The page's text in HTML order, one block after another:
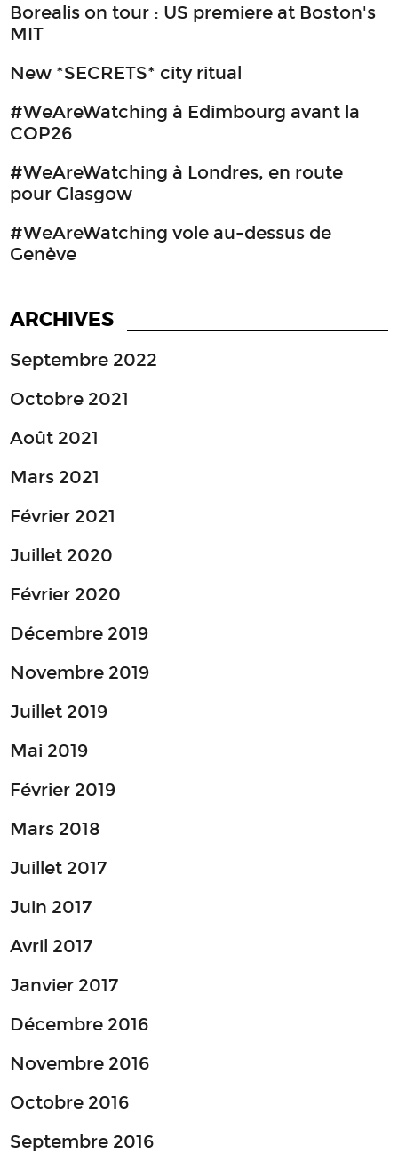
Borealis on tour : US premiere at Boston's
MIT
New *SECRETS* city ritual
#WeAreWatching à Edimbourg avant la
COP26
#WeAreWatching à Londres, en route
pour Glasgow
#WeAreWatching vole au-dessus de
Genève
ARCHIVES
Septembre 2022
Octobre 2021
Août 2021
Mars 2021
Février 2021
Juillet 2020
Février 2020
Décembre 2019
Novembre 2019
Juillet 2019
Mai 2019
Février 2019
Mars 2018
Juillet 2017
Juin 2017
Avril 2017
Janvier 2017
Décembre 2016
Novembre 2016
Octobre 2016
Septembre 2016